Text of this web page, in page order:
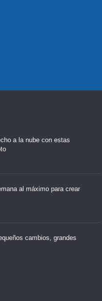
a la nube con estas
al máximo para crear
cambios, grandes